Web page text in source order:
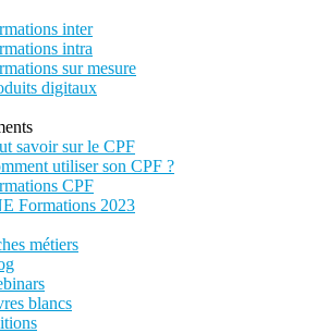
inter
intra
sur mesure
digitaux
savoir sur le CPF
utiliser son CPF ?
CPF
Formations 2023
métiers
blancs